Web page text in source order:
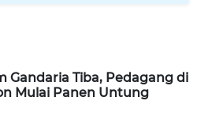
Gandaria Tiba, Pedagang di
Mulai Panen Untung